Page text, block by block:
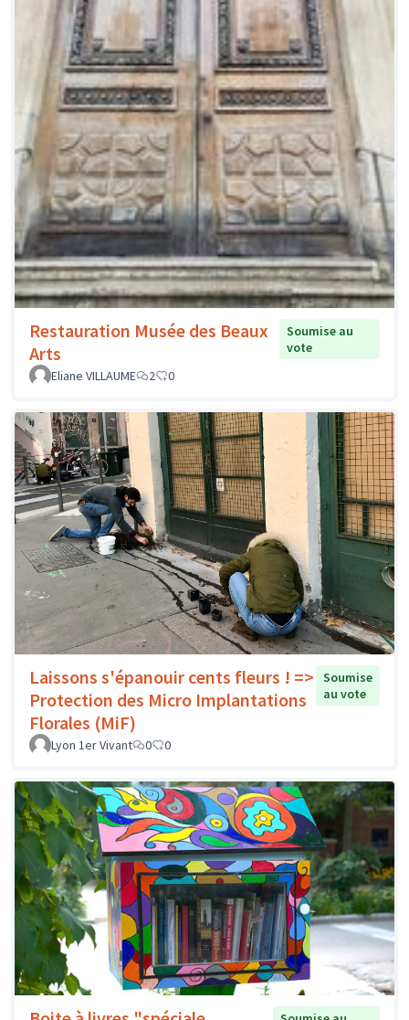
Restauration Musée des Beaux
Arts
Soumise au
vote
Eliane VILLAUME
2 0
Laissons s'épanouir cents fleurs ! =>
Protection des Micro Implantations
Florales (MiF)
Soumise
au vote
Lyon 1er Vivant 0 0